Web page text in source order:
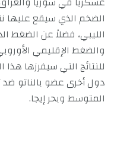
الضخم الذي سيقع عليها
الليبي، فضلاً عن الضغط
والضغط الإقليمي
للنتائج التي سيفرزها
دول أخرى عضو بالناتو
المتوسط وبحر إيجا.